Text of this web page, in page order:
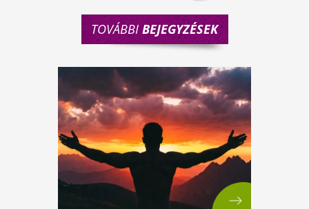
TOVÁBBIBEJEGYZÉSEK